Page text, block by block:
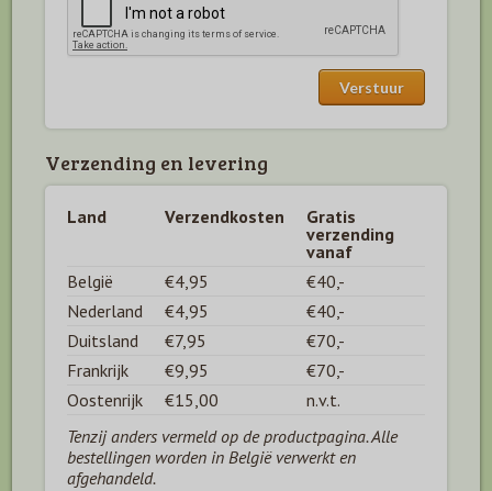
Verzending en levering
Land Verzendkosten
Gratis
verzending
vanaf
België
€4,95
€40,-
Nederland
€4,95
€40,-
Duitsland
€7,95
€70,-
Frankrijk
€9,95
€70,-
Oostenrijk
€15,00
n.v.t.
Tenzij anders vermeld op de productpagina. Alle
bestellingen worden in België verwerkt en
afgehandeld.